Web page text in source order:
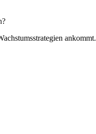
ankommt.